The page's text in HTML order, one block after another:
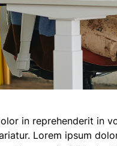
in reprehenderit in
Lorem ipsum